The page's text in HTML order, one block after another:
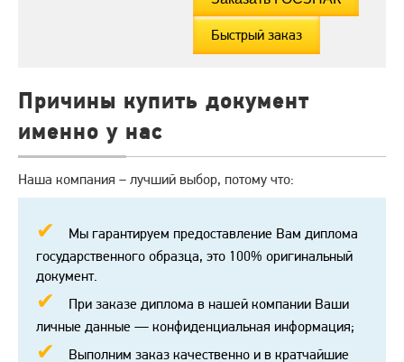
Быстрый заказ
Причины купить документ
именно у нас
Наша компания – лучший выбор, потому что:
Мы гарантируем предоставление Вам диплома
государственного образца, это 100% оригинальный
документ.
При заказе диплома в нашей компании Ваши
личные данные — конфиденциальная информация;
Выполним заказ качественно и в кратчайшие